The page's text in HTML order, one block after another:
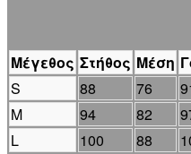
Μέγεθος Στήθος Μέση
S
88 76
M
94 82
L
100 88